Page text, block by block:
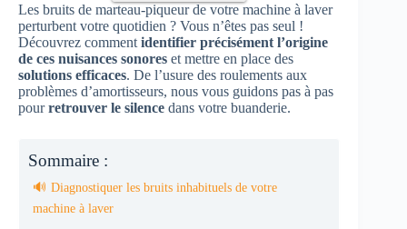
Les bruits de marteau-piqueur de votre machine à laver
perturbent votre quotidien ? Vous n’êtes pas seul !
Découvrez comment identifier précisément l’origine
de ces nuisances sonores et mettre en place des
solutions efficaces. De l’usure des roulements aux
problèmes d’amortisseurs, nous vous guidons pas à pas
pourretrouver le silence dans votre buanderie.
Sommaire :
🔊 Diagnostiquer les bruits inhabituels de votre
machine à laver